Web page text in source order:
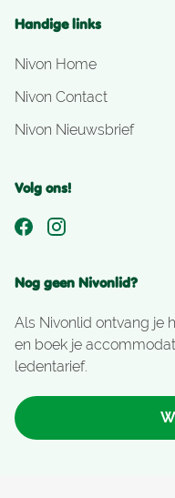
Handige links
Nivon Home
Nivon Contact
Nivon Nieuwsbrief
Volg ons!
Nog geen Nivonlid?
Als Nivonlid ontvang je
en boek je
ledentarief.